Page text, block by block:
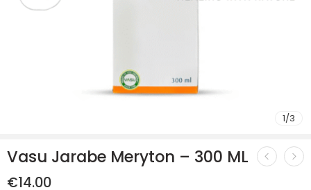
1/3
Vasu Jarabe Meryton – 300 ML
€14.00